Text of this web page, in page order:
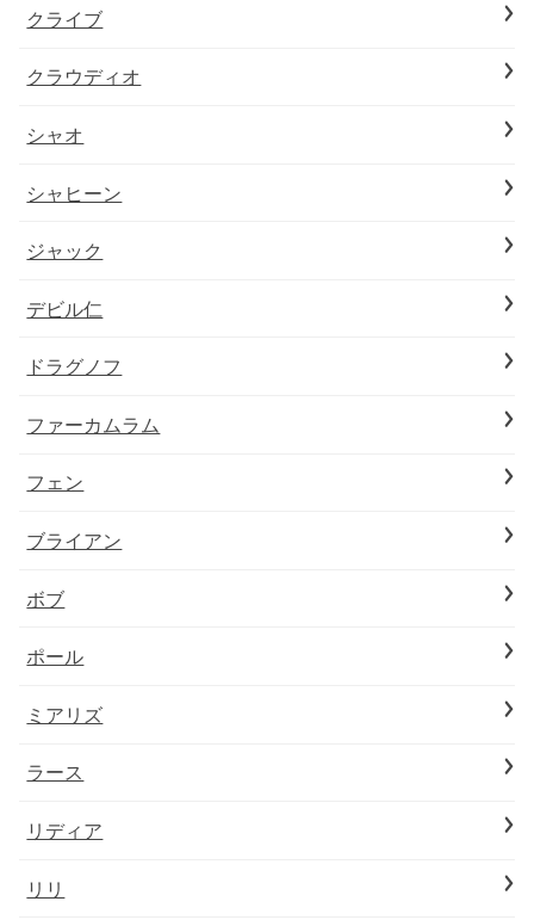
クライブ
クラウディオ
シャオ
シャヒーン
ジャック
デビル仁
ドラグノフ
ファーカムラム
フェン
ブライアン
ボブ
ポール
ミアリズ
ラース
リディア
リリ